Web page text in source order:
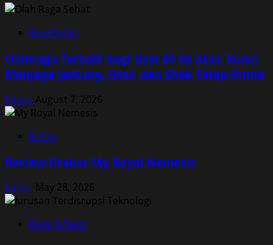
Kesehatan
Olahraga Terbaik bagi Usia 40 ke Atas: Kunci
Menjaga Jantung, Otot, dan Otak Tetap Prima
Editor August 7, 2026
K-Pop
Review Drakor My Royal Nemesis
Editor May 28, 2026
Karir & Tech